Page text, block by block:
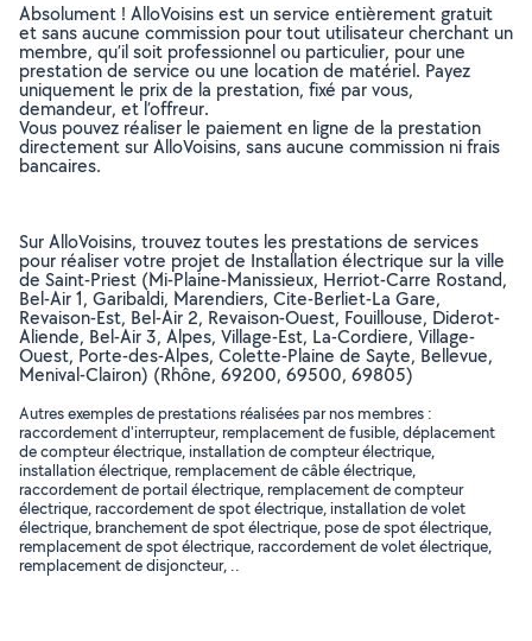
Absolument ! AlloVoisins est un service entièrement gratuit
et sans aucune commission pour tout utilisateur cherchant un
membre, qu’il soit professionnel ou particulier, pour une
prestation de service ou une location de matériel. Payez
uniquement le prix de la prestation, fixé par vous,
demandeur, et l’offreur.
Vous pouvez réaliser le paiement en ligne de la prestation
directement sur AlloVoisins, sans aucune commission ni frais
bancaires.
Sur AlloVoisins, trouvez toutes les prestations de services
pour réaliser votre projet de Installation électrique sur la ville
de Saint-Priest (Mi-Plaine-Manissieux, Herriot-Carre Rostand,
Bel-Air 1, Garibaldi, Marendiers, Cite-Berliet-La Gare,
Revaison-Est, Bel-Air 2, Revaison-Ouest, Fouillouse, Diderot-
Aliende, Bel-Air 3, Alpes, Village-Est, La-Cordiere, Village-
Ouest, Porte-des-Alpes, Colette-Plaine de Sayte, Bellevue,
Menival-Clairon) (Rhône, 69200, 69500, 69805)
Autres exemples de prestations réalisées par nos membres :
raccordement d'interrupteur, remplacement de fusible, déplacement
de compteur électrique, installation de compteur électrique,
installation électrique, remplacement de câble électrique,
raccordement de portail électrique, remplacement de compteur
électrique, raccordement de spot électrique, installation de volet
électrique, branchement de spot électrique, pose de spot électrique,
remplacement de spot électrique, raccordement de volet électrique,
remplacement de disjoncteur, ..